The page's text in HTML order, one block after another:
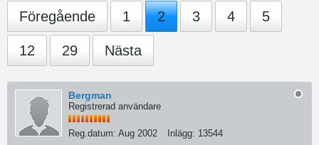
Föregående 1 2 3 4 5
12 29 Nästa
Bergman
Registrerad användare
Reg.datum: Aug 2002 Inlägg: 13544